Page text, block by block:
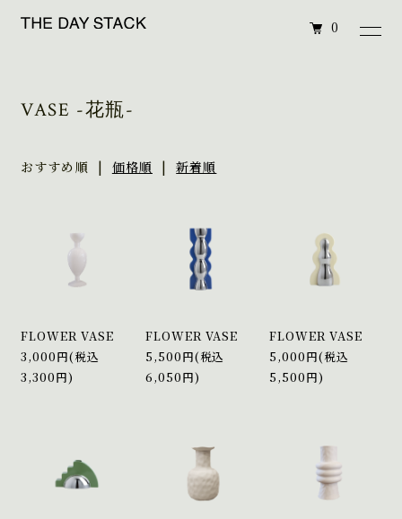
0
VASE -花瓶-
おすすめ順 | 価格順 |新着順
FLOWER VASE
3,000円(税込
3,300円)
FLOWER VASE
5,500円(税込
6,050円)
FLOWER VASE
5,000円(税込
5,500円)